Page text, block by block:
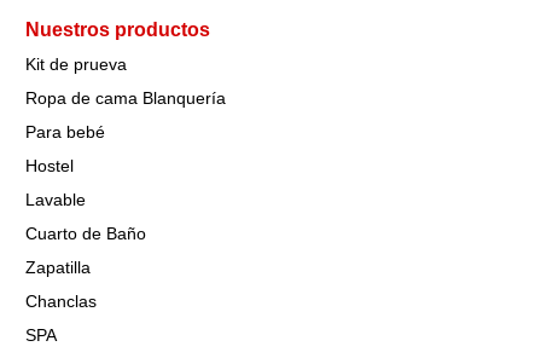
Nuestros productos
Kit de prueva
Ropa de cama Blanquería
Para bebé
Hostel
Lavable
Cuarto de Baño
Zapatilla
Chanclas
SPA